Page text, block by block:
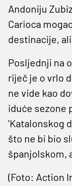
Andoniju
Carioca
destinacije,
Posljednji na
riječ je o vrlo
ne vide kao
iduće sezone
'Katalonskog
što ne bi bio
španjolskom,
(Foto: Action